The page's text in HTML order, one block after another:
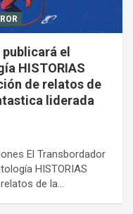
el
HISTORIAS
de relatos de
liderada
El Transbordador
HISTORIAS
de la…